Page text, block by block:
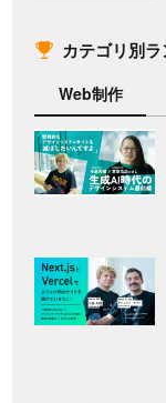
カテゴリ別
Web制作